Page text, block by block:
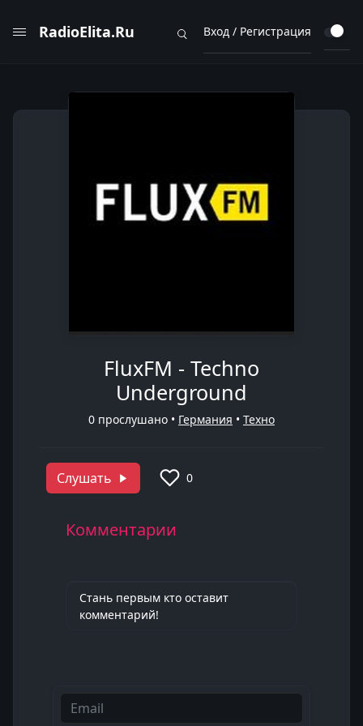
RadioElita.Ru Вход / Регистрация
FluxFM - Techno
Underground
0 прослушано • Германия • Техно
Слушать 0
Комментарии
Стань первым кто оставит
комментарий!